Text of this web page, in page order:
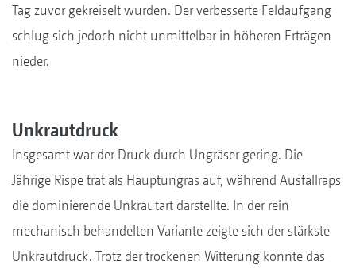
Tag zuvor gekreiselt wurden. Der verbesserte Feldaufgang
schlug sich jedoch nicht unmittelbar in höheren Erträgen
nieder.
Unkrautdruck
Insgesamt war der Druck durch Ungräser gering. Die
Jährige Rispe trat als Hauptungras auf, während Ausfallraps
die dominierende Unkrautart darstellte. In der rein
mechanisch behandelten Variante zeigte sich der stärkste
Unkrautdruck. Trotz der trockenen Witterung konnte das